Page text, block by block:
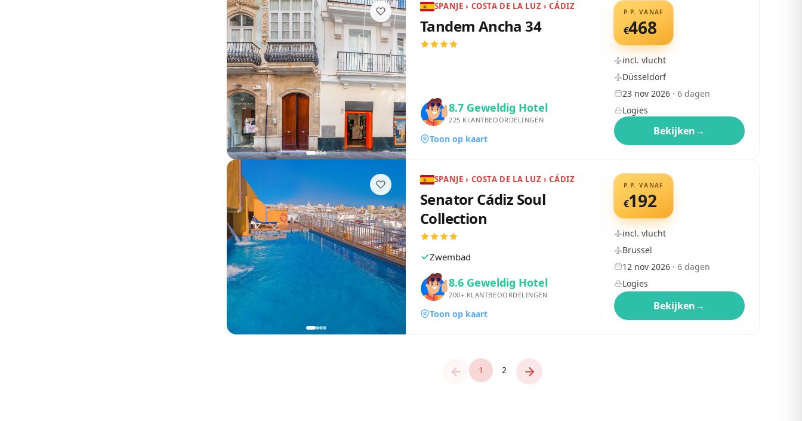
SPANJE › COSTA DE LA LUZ › CÁDIZ
Tandem Ancha 34
8.7 Geweldig Hotel
225 KLANTBEOORDELINGEN
Toon op kaart
P.P. VANAF
€468
incl. vlucht
Düsseldorf
23 nov 2026· 6dagen
Logies
Bekijken→
SPANJE › COSTA DE LA LUZ › CÁDIZ
Senator Cádiz Soul
Collection
Zwembad
8.6 Geweldig Hotel
200+ KLANTBEOORDELINGEN
Toon op kaart
P.P. VANAF
€192
incl. vlucht
Brussel
12 nov 2026· 6dagen
Logies
Bekijken→
1 2